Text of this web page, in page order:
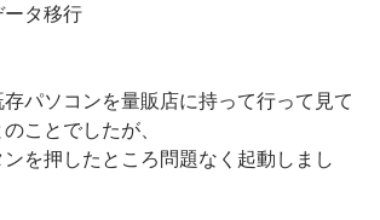
タ移行
パソコンを量販店に持って行って見て
ことでしたが、
を押したところ問題なく起動しまし